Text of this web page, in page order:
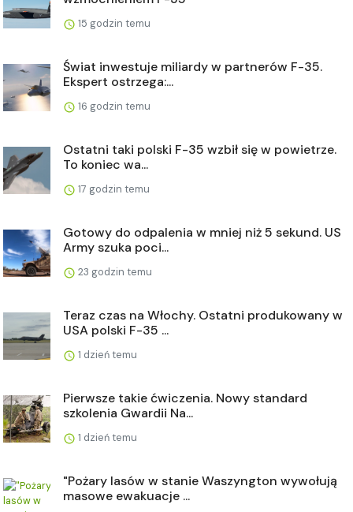
15 godzin temu
Świat inwestuje miliardy w partnerów F-35.
Ekspert ostrzega:...
16 godzin temu
Ostatni taki polski F-35 wzbił się w powietrze.
To koniec wa...
17 godzin temu
Gotowy do odpalenia w mniej niż 5 sekund. US
Army szuka poci...
23 godzin temu
Teraz czas na Włochy. Ostatni produkowany w
USA polski F-35 ...
1 dzień temu
Pierwsze takie ćwiczenia. Nowy standard
szkolenia Gwardii Na...
1 dzień temu
"Pożary lasów w stanie Waszyngton wywołują
masowe ewakuacje ...